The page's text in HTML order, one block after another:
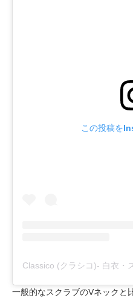
この投稿を
一般的なスクラブのVネックと